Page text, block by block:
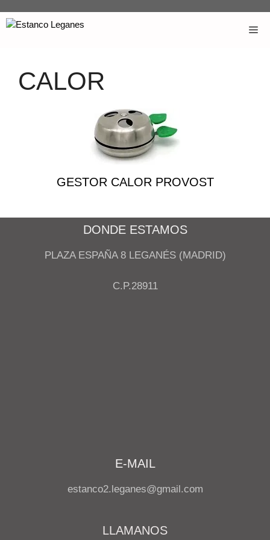
CALOR
GESTOR CALOR PROVOST
DONDE ESTAMOS
PLAZA ESPAÑA 8 LEGANÉS (MADRID)
C.P.28911
E-MAIL
estanco2.leganes@gmail.com
LLAMANOS